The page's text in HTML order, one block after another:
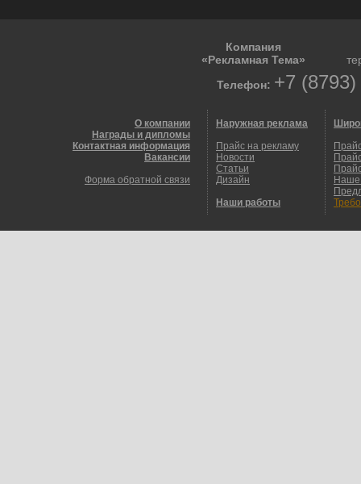
Компания
«Рекламная Тема»
Телефон: +7
О компании
Награды и дипломы
Контактная информация
Вакансии
Форма обратной связи
Наружная реклама
Прайс на рекламу
Новости
Статьи
Дизайн
Наши работы
Наше